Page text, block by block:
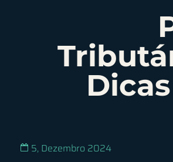
5, Dezembro 2024